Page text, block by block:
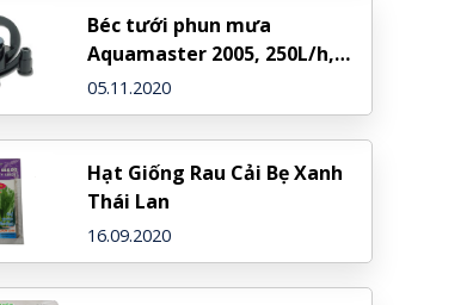
Béc tưới phun mưa
Aquamaster 2005, 250L/h,
chân 1/2″ phi 21 ren ngoài –
NDJ (Israel)
05.11.2020
Hạt Giống Rau Cải Bẹ Xanh
Thái Lan
16.09.2020